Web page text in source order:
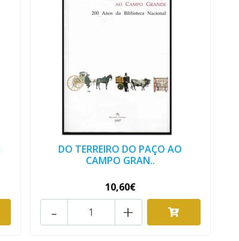
DO TERREIRO DO PAÇO AO
CAMPO GRAN..
10,60€
+
-